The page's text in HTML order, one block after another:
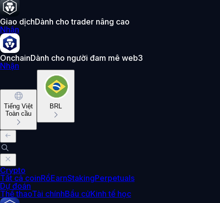
Giao dịchDành cho trader nâng cao
Nhận
OnchainDành cho người đam mê web3
Nhận
Tiếng Việt
Toàn cầu
BRL
Crypto
Tất cả coinRổEarnStakingPerpetuals
Dự đoán
Thể thaoTài chínhBầu cửKinh tế học